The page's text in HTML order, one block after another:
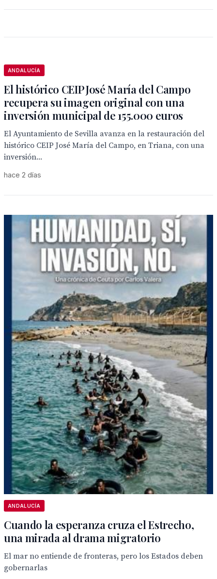
ANDALUCÍA
El histórico CEIP José María del Campo
recupera su imagen original con una
inversión municipal de 155.000 euros
El Ayuntamiento de Sevilla avanza en la restauración del
histórico CEIP José María del Campo, en Triana, con una
inversión...
hace 2 días
ANDALUCÍA
Cuando la esperanza cruza el Estrecho,
una mirada al drama migratorio
El mar no entiende de fronteras, pero los Estados deben
gobernarlas